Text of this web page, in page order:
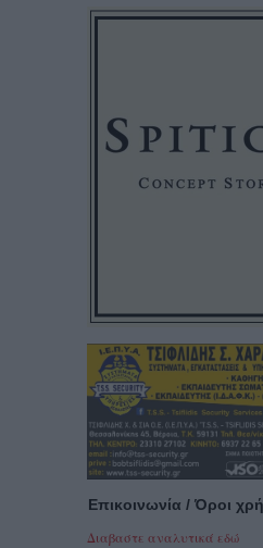
Επικοινωνία / Όροι
Διαβαστε αναλυτικά εδώ